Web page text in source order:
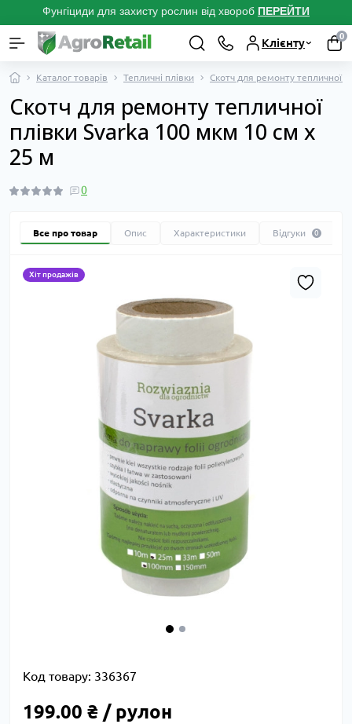
Фунгіциди для захисту рослин від хвороб ПЕРЕЙТИ
Клієнту
0
Каталог товарів Тепличні плівки Скотч для ремонту тепличної
Скотч для ремонту тепличної
плівки Svarka 100 мкм 10 см х
25 м
0
Все про товар Опис Характеристики Відгуки 0
Хіт продажів
Код товару: 336367
199.00 ₴ / рулон